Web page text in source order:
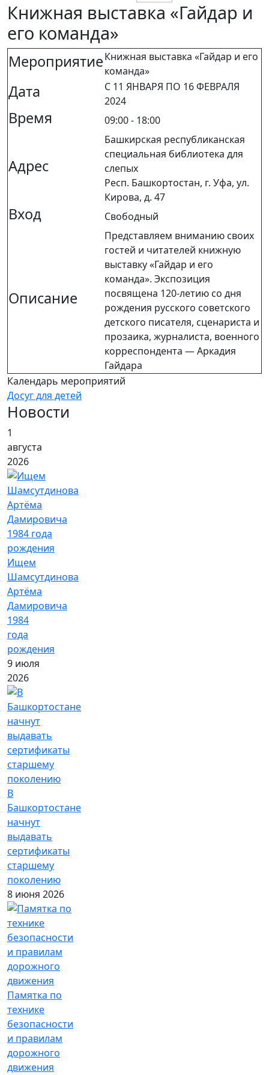
Книжная выставка «Гайдар и
его команда»
МероприятиеКнижная выставка «Гайдар и его
команда»
Дата
С 11 ЯНВАРЯ ПО 16 ФЕВРАЛЯ
2024
Время 09:00 - 18:00
Адрес
Башкирская республиканская
специальная библиотека для
слепых
Респ. Башкортостан, г. Уфа, ул.
Кирова, д. 47
Вход Свободный
Описание
Представляем вниманию своих
гостей и читателей книжную
выставку «Гайдар и его
команда». Экспозиция
посвящена 120-летию со дня
рождения русского советского
детского писателя, сценариста и
прозаика, журналиста, военного
корреспондента — Аркадия
Гайдара
Календарь мероприятий
Досуг для детей
Новости
1
августа
2026
Ищем
Шамсутдинова
Артёма
Дамировича
1984
года
рождения
9 июля
2026
В
Башкортостане
начнут
выдавать
сертификаты
старшему
поколению
8 июня 2026
Памятка по
технике
безопасности
и правилам
дорожного
движения